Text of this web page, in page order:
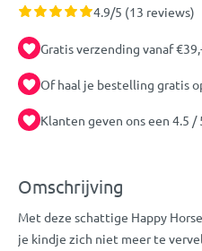
4.9/5 (13 reviews)
Gratis verzending vanaf
Of haal je bestelling gratis
Klanten geven ons een 4.5
Omschrijving
Met deze schattige Happy
je kindje zich niet meer te